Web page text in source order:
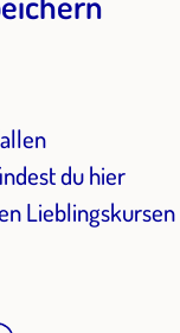
du hier
Lieblingskursen